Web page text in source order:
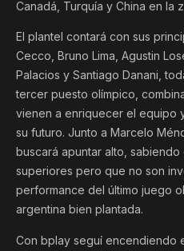
Canadá, Turquía y China en la
El plantel contará con sus
Cecco, Bruno Lima, Agustin
Palacios y Santiago Danani,
tercer puesto olímpico,
vienen a enriquecer el equipo
su futuro. Junto a Marcelo
buscará apuntar alto,
superiores pero que no son
performance del último juego
argentina bien plantada.
Con bplay seguí encendiendo